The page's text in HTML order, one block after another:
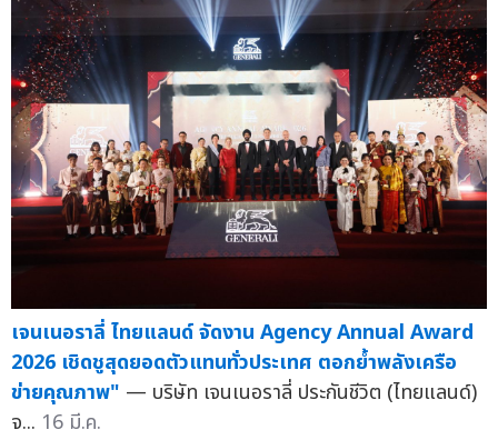
เจนเนอราลี่ ไทยแลนด์ จัดงาน Agency Annual Award
2026 เชิดชูสุดยอดตัวแทนทั่วประเทศ ตอกย้ำพลังเครือ
ข่ายคุณภาพ" — บริษัท เจนเนอราลี่ ประกันชีวิต (ไทยแลนด์)
จ... 16 มี.ค.